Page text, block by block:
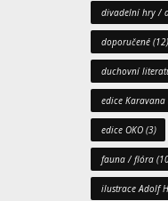
divadelní hry /
doporučené (12)
duchovní
edice Karavana
edice OKO (3)
fauna / flóra
ilustrace Adolf